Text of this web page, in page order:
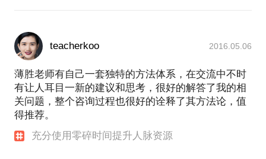
teacherkoo 2016.05.06
薄胜老师有自己一套独特的方法体系，在交流中不时
有让人耳目一新的建议和思考，很好的解答了我的相
关问题，整个咨询过程也很好的诠释了其方法论，值
得推荐。
充分使用零碎时间提升人脉资源